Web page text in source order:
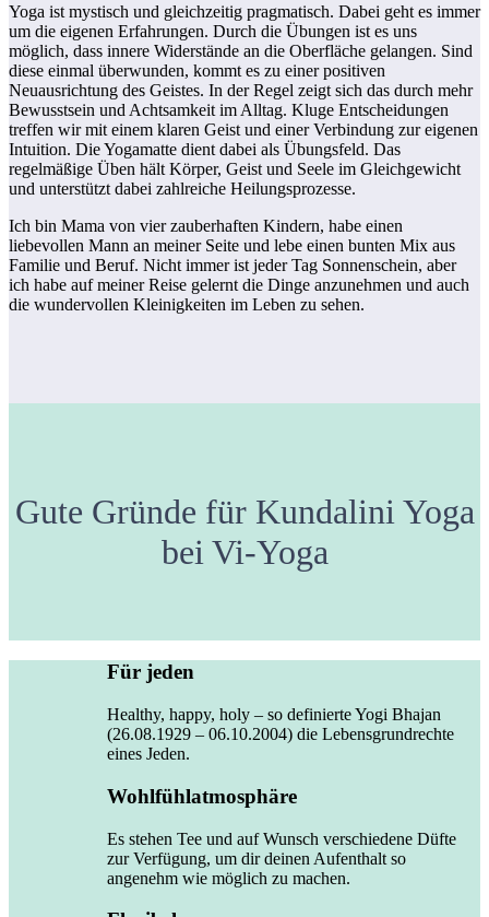
Yoga ist mystisch und gleichzeitig pragmatisch. Dabei geht es immer
um die eigenen Erfahrungen. Durch die Übungen ist es uns
möglich, dass innere Widerstände an die Oberfläche gelangen. Sind
diese einmal überwunden, kommt es zu einer positiven
Neuausrichtung des Geistes. In der Regel zeigt sich das durch mehr
Bewusstsein und Achtsamkeit im Alltag. Kluge Entscheidungen
treffen wir mit einem klaren Geist und einer Verbindung zur eigenen
Intuition. Die Yogamatte dient dabei als Übungsfeld. Das
regelmäßige Üben hält Körper, Geist und Seele im Gleichgewicht
und unterstützt dabei zahlreiche Heilungsprozesse.
Ich bin Mama von vier zauberhaften Kindern, habe einen
liebevollen Mann an meiner Seite und lebe einen bunten Mix aus
Familie und Beruf. Nicht immer ist jeder Tag Sonnenschein, aber
ich habe auf meiner Reise gelernt die Dinge anzunehmen und auch
die wundervollen Kleinigkeiten im Leben zu sehen.
Gute Gründe für Kundalini Yoga
bei Vi-Yoga
Für jeden
Healthy, happy, holy – so definierte Yogi Bhajan
(26.08.1929 – 06.10.2004) die Lebensgrundrechte
eines Jeden.
Wohlfühlatmosphäre
Es stehen Tee und auf Wunsch verschiedene Düfte
zur Verfügung, um dir deinen Aufenthalt so
angenehm wie möglich zu machen.